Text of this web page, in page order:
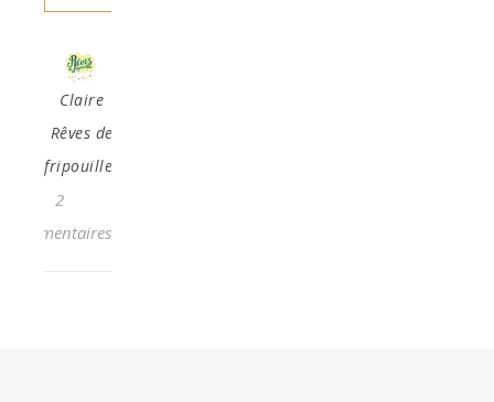
Claire
Rêves de
fripouilles
2
Commentaires